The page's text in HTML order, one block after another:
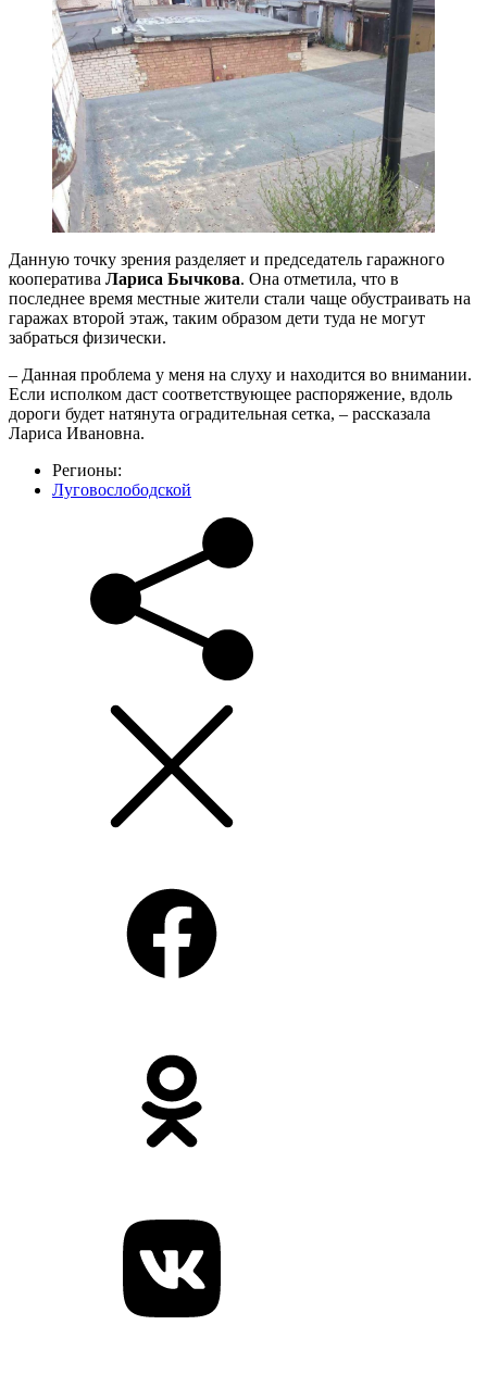
Данную точку зрения разделяет и председатель гаражного
кооператива Лариса Бычкова. Она отметила, что в
последнее время местные жители стали чаще обустраивать на
гаражах второй этаж, таким образом дети туда не могут
забраться физически.
– Данная проблема у меня на слуху и находится во внимании.
Если исполком даст соответствующее распоряжение, вдоль
дороги будет натянута оградительная сетка, – рассказала
Лариса Ивановна.
Регионы:
Луговослободской